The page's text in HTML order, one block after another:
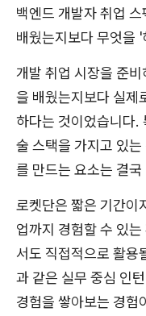
백엔드 개발자 취업
배웠는지보다 무엇을
개발 취업 시장을 준
을 배웠는지보다 실제
하다는 것이었습니다.
술 스택을 가지고 있
를 만드는 요소는 결
로켓단은 짧은 기간이
업까지 경험할 수 있
서도 직접적으로 활용
과 같은 실무 중심 인
경험을 쌓아보는 경험